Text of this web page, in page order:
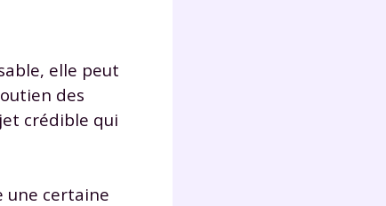
elle peut
des
crédible qui
une certaine